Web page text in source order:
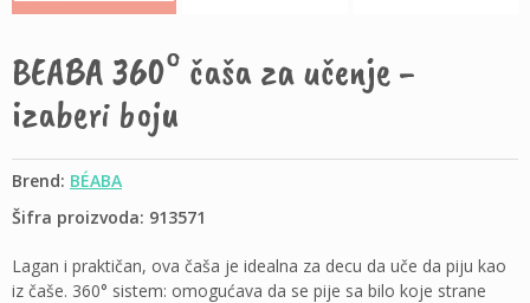
BEABA 360° čaša za učenje -
izaberi boju
Brend: BÉABA
Šifra proizvoda: 913571
Lagan i praktičan, ova čaša je idealna za decu da uče da piju kao
iz čaše. 360° sistem: omogućava da se pije sa bilo koje strane